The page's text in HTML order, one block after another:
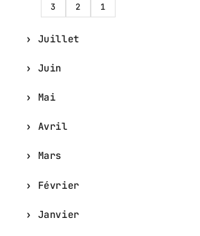
3
2 1
Juillet
Juin
Mai
Avril
Mars
Février
Janvier